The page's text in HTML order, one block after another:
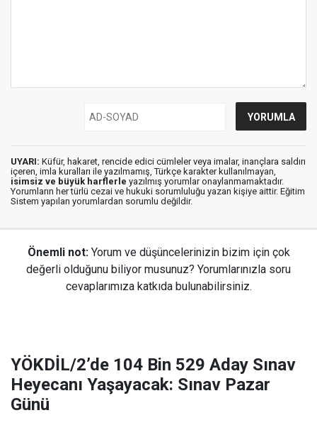
UYARI: Küfür, hakaret, rencide edici cümleler veya imalar, inançlara saldırı
içeren, imla kuralları ile yazılmamış, Türkçe karakter kullanılmayan,
isimsiz ve büyük harflerle yazılmış yorumlar onaylanmamaktadır.
Yorumların her türlü cezai ve hukuki sorumluluğu yazan kişiye aittir. Eğitim
Sistem yapılan yorumlardan sorumlu değildir.
Önemli not: Yorum ve düşüncelerinizin bizim için çok
değerli olduğunu biliyor musunuz? Yorumlarınızla soru
cevaplarımıza katkıda bulunabilirsiniz.
YÖKDİL/2’de 104 Bin 529 Aday Sınav
Heyecanı Yaşayacak: Sınav Pazar
Günü